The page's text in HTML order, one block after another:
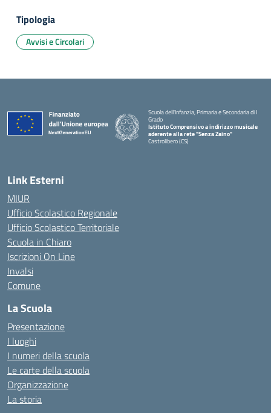
Tipologia
Avvisi e Circolari
Scuola dell'Infanzia, Primaria e Secondaria di I
Grado
Istituto Comprensivo a indirizzo musicale
aderente alla rete "Senza Zaino"
Castrolibero (CS)
Link Esterni
MIUR
Ufficio Scolastico Regionale
Ufficio Scolastico Territoriale
Scuola in Chiaro
Iscrizioni On Line
Invalsi
Comune
La Scuola
Presentazione
I luoghi
I numeri della scuola
Le carte della scuola
Organizzazione
La storia